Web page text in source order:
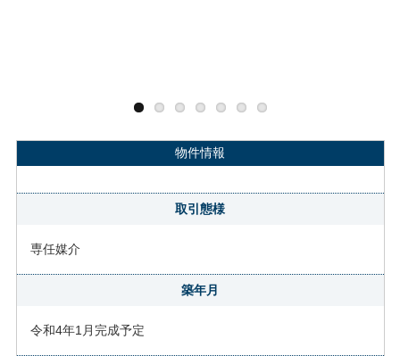
物件情報
取引態様
専任媒介
築年月
令和4年1月完成予定